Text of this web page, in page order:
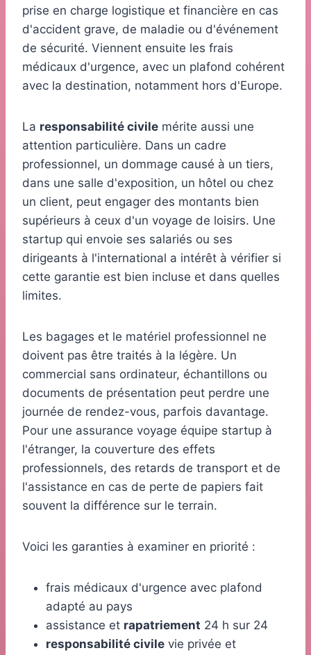
prise en charge logistique et financière en cas
d'accident grave, de maladie ou d'événement
de sécurité. Viennent ensuite les frais
médicaux d'urgence, avec un plafond cohérent
avec la destination, notamment hors d'Europe.
La responsabilité civile mérite aussi une
attention particulière. Dans un cadre
professionnel, un dommage causé à un tiers,
dans une salle d'exposition, un hôtel ou chez
un client, peut engager des montants bien
supérieurs à ceux d'un voyage de loisirs. Une
startup qui envoie ses salariés ou ses
dirigeants à l'international a intérêt à vérifier si
cette garantie est bien incluse et dans quelles
limites.
Les bagages et le matériel professionnel ne
doivent pas être traités à la légère. Un
commercial sans ordinateur, échantillons ou
documents de présentation peut perdre une
journée de rendez-vous, parfois davantage.
Pour une assurance voyage équipe startup à
l'étranger, la couverture des effets
professionnels, des retards de transport et de
l'assistance en cas de perte de papiers fait
souvent la différence sur le terrain.
Voici les garanties à examiner en priorité :
frais médicaux d'urgence avec plafond
adapté au pays
assistance et rapatriement 24 h sur 24
responsabilité civile vie privée et